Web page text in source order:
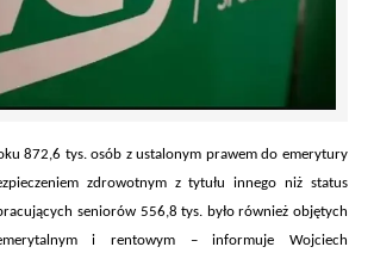
872,6 tys. osób z ustalonym prawem do emerytury
zdrowotnym z tytułu innego niż status
seniorów 556,8 tys. było również objętych
emerytalnym i rentowym – informuje Wojciech